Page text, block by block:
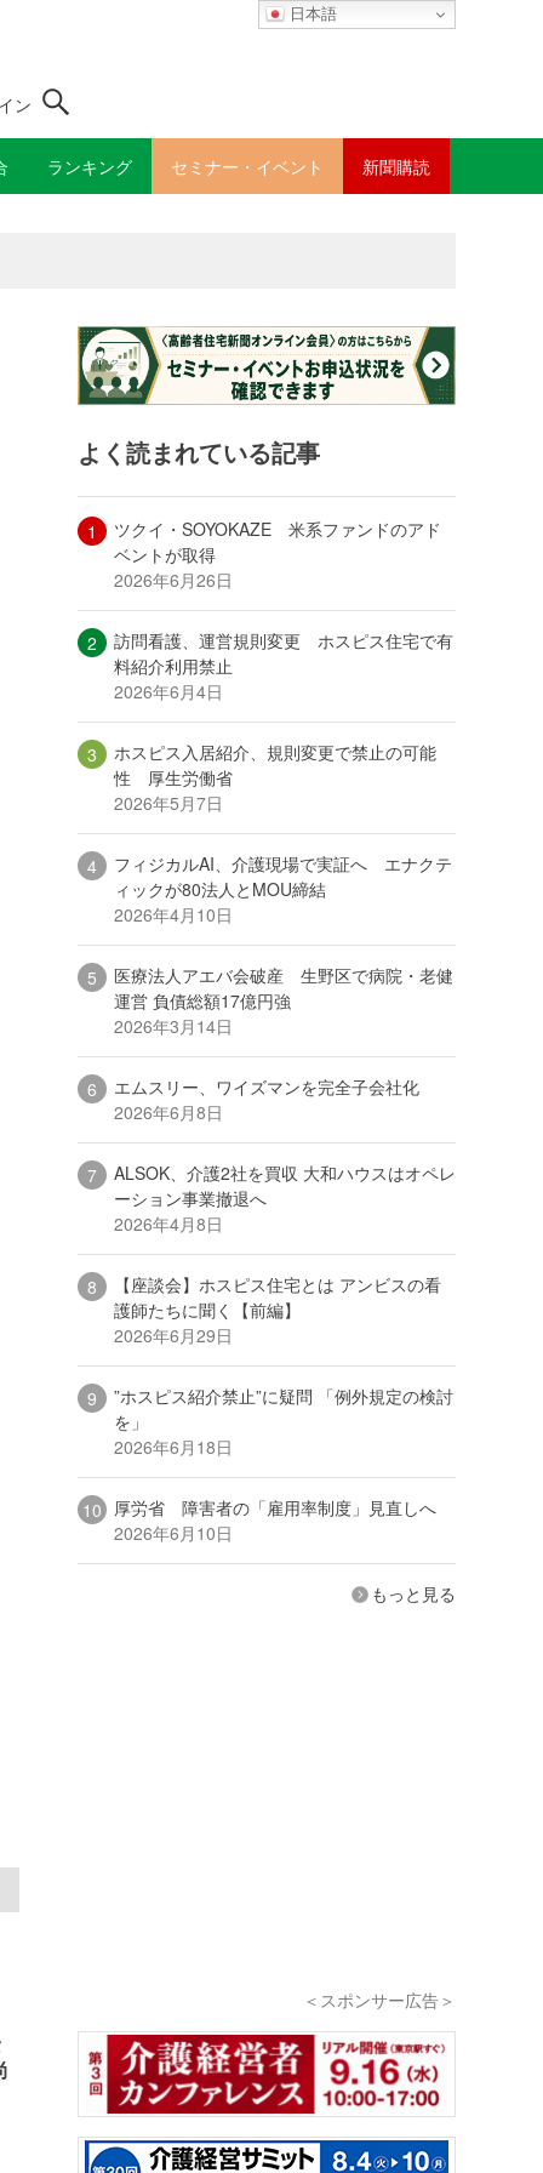
日本語
ン
ランキング セミナー・イベント 新聞購読
よく読まれている記事
ツクイ・SOYOKAZE 米系ファンドのアド
ベントが取得
2026年6月26日
訪問看護、運営規則変更 ホスピス住宅で有
料紹介利用禁止
2026年6月4日
ホスピス入居紹介、規則変更で禁止の可能
性 厚生労働省
2026年5月7日
フィジカルAI、介護現場で実証へ エナクテ
ィックが80法人とMOU締結
2026年4月10日
医療法人アエバ会破産 生野区で病院・老健
運営 負債総額17億円強
2026年3月14日
エムスリー、ワイズマンを完全子会社化
2026年6月8日
ALSOK、介護2社を買収 大和ハウスはオペレ
ーション事業撤退へ
2026年4月8日
【座談会】ホスピス住宅とは アンビスの看
護師たちに聞く【前編】
2026年6月29日
”ホスピス紹介禁止”に疑問 「例外規定の検討
を」
2026年6月18日
厚労省 障害者の「雇用率制度」見直しへ
2026年6月10日
もっと見る
＜スポンサー広告＞